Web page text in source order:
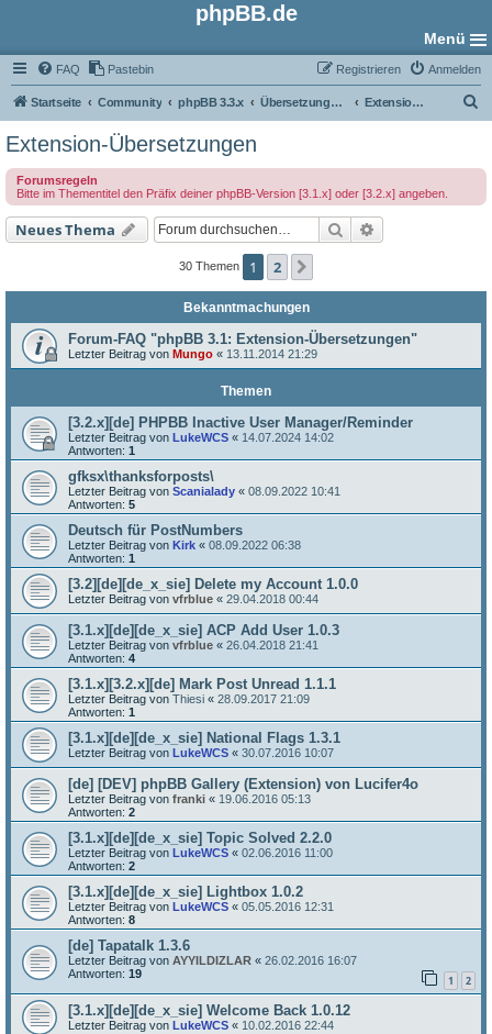
phpBB.de
Menü
FAQ Pastebin Anmelden
Registrieren
Startseite Community phpBB 3.3.x Übersetzungs-Foren Extension-Übersetzungen
e
Extension-Übersetzungen
Forumsregeln
Bitte im Thementitel den Präfix deiner phpBB-Version [3.1.x] oder [3.2.x] angeben.
Neues Thema Suche
30 Themen 1 2
Bekanntmachungen
Forum-FAQ "phpBB 3.1: Extension-Übersetzungen"
Letzter Beitrag von Mungo « 13.11.2014 21:29
Themen
[3.2.x][de] PHPBB Inactive User Manager/Reminder
Letzter Beitrag von LukeWCS « 14.07.2024 14:02
Antworten: 1
gfksx\thanksforposts\
Letzter Beitrag von Scanialady « 08.09.2022 10:41
Antworten: 5
Deutsch für PostNumbers
Letzter Beitrag von Kirk « 08.09.2022 06:38
Antworten: 1
[3.2][de][de_x_sie] Delete my Account 1.0.0
Letzter Beitrag von vfrblue « 29.04.2018 00:44
[3.1.x][de][de_x_sie] ACP Add User 1.0.3
Letzter Beitrag von vfrblue « 26.04.2018 21:41
Antworten: 4
[3.1.x][3.2.x][de] Mark Post Unread 1.1.1
Letzter Beitrag von Thiesi « 28.09.2017 21:09
Antworten: 1
[3.1.x][de][de_x_sie] National Flags 1.3.1
Letzter Beitrag von LukeWCS « 30.07.2016 10:07
[de] [DEV] phpBB Gallery (Extension) von Lucifer4o
Letzter Beitrag von franki « 19.06.2016 05:13
Antworten: 2
[3.1.x][de][de_x_sie] Topic Solved 2.2.0
Letzter Beitrag von LukeWCS « 02.06.2016 11:00
Antworten: 2
[3.1.x][de][de_x_sie] Lightbox 1.0.2
Letzter Beitrag von LukeWCS « 05.05.2016 12:31
Antworten: 8
[de] Tapatalk 1.3.6
Letzter Beitrag von AYYILDIZLAR « 26.02.2016 16:07
Antworten: 19 1 2
[3.1.x][de][de_x_sie] Welcome Back 1.0.12
Letzter Beitrag von LukeWCS « 10.02.2016 22:44